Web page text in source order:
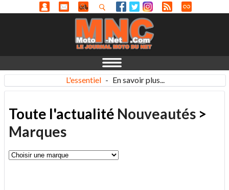
L'essentiel - En savoir plus...
Toute l'actualité Nouveautés >
Marques